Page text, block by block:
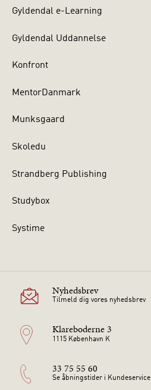
Gyldendal e-Learning
Gyldendal Uddannelse
Konfront
MentorDanmark
Munksgaard
Skoledu
Strandberg Publishing
Studybox
Systime
Nyhedsbrev
Tilmeld dig vores nyhedsbrev
Klareboderne 3
1115 København K
33 75 55 60
Se åbningstider i Kundeservice